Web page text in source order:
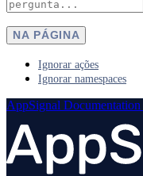
NA PÁGINA
Ignorar ações
Ignorar namespaces
AppSignal Documentation